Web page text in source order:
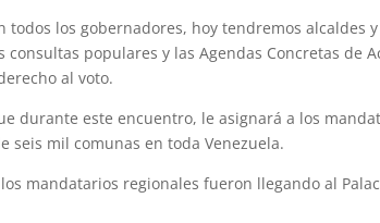
todos los gobernadores, hoy tendremos
consultas populares y las Agendas Concretas
al voto.
durante este encuentro, le asignará a los
seis mil comunas en toda Venezuela.
mandatarios regionales fueron llegando al